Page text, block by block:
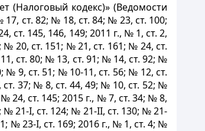
(Налоговый кодекс)» (Ведомости
ст. 82; № 18, ст. 84; № 23, ст. 100;
ст. 145, 146, 149; 2011 г., № 1, ст. 2,
20, ст. 151; № 21, ст. 161; № 24, ст.
ст. 80; № 13, ст. 91; № 14, ст. 92; №
№ 9, ст. 51; № 10-11, ст. 56; № 12, ст.
37; № 8, ст. 44, 49; № 10, ст. 52; №
24, ст. 145; 2015 г., № 7, cт. 34; № 8,
№ 21-I, ст. 124; № 21-II, ст. 130; № 21-
№ 23-I, ст. 169; 2016 г., № 1, ст. 4; №